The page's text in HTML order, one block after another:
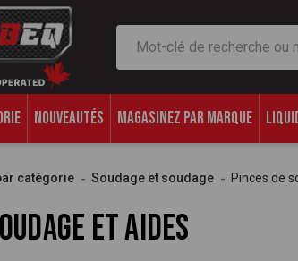
NOUVEAUTÉS MAGASINEZ PAR MARQUE
catégorie Soudage et soudage Pinces de
et aides